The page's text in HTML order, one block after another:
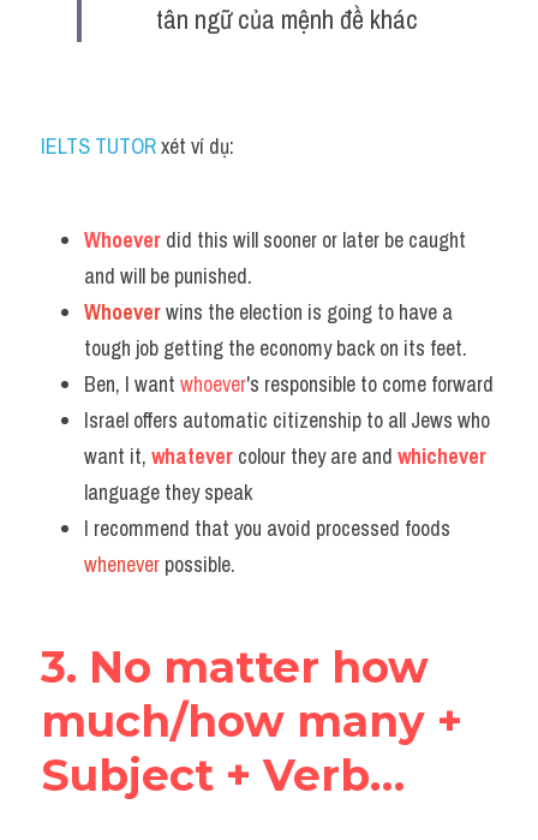
tân ngữ của mệnh đề khác
IELTS TUTOR xét ví dụ:
Whoever did this will sooner or later be caught
and will be punished.
Whoever wins the election is going to have a
tough job getting the economy back on its feet.
Ben, I want whoever's responsible to come forward
Israel offers automatic citizenship to all Jews who
want it, whatever colour they are and whichever
language they speak
whenever possible.
3. No matter how
much/how many +
Subject + Verb…